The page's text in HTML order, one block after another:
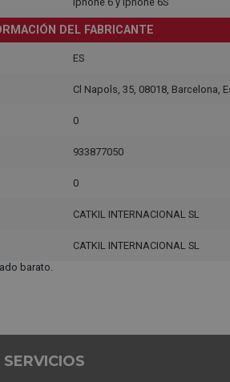
DEL FABRICANTE
ES
Cl Napols, 35, 08018, Barcelona,
0
933877050
0
CATKIL INTERNACIONAL SL
CATKIL INTERNACIONAL SL
barato.
SERVICIOS